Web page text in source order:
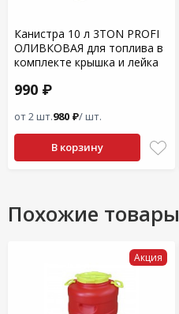
Канистра 10 л 3TON PROFI
ОЛИВКОВАЯ для топлива в
комплекте крышка и лейка
990 ₽
от 2 шт.980 ₽/ шт.
В корзину
Похожие товары
Акция